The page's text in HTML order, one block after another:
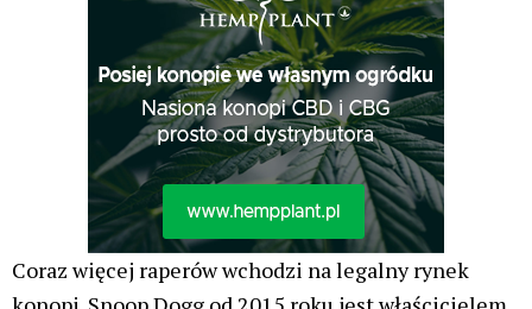
Coraz więcej raperów wchodzi na legalny rynek